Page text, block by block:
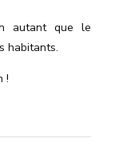
autant que le
habitants.
!